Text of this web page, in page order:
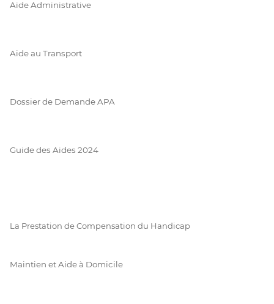
Aide Administrative
Aide au Transport
Dossier de Demande APA
Guide des Aides 2024
La Prestation de Compensation du Handicap
Maintien et Aide à Domicile